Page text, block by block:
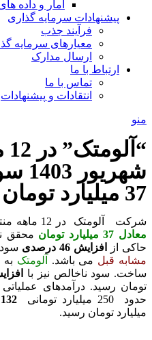
آمار و داده
پیشنهادات سرمایه گذاری
فرآیند جذب
معیارهای سرمایه
ارسال مدارک
ارتباط با ما
تماس با ما
انتقادات و پیشنهادات
منو
37 میلیارد تومان محقق نمود
شرکت آلومتک در 12 ماهه منتهی به شهریور 1403
معادل 37 میلیارد تومان
محقق
حاکی از
افزایش 46 درصدی سود در 12
مشابه قبل می باشد. آلومتک
ساخت. سود ناخالص نیز با
افزایش
تومان رسید. درآمدهای
حدود 250 میلیارد تومانی
132 درصد افزایش
میلیارد تومان رسید.